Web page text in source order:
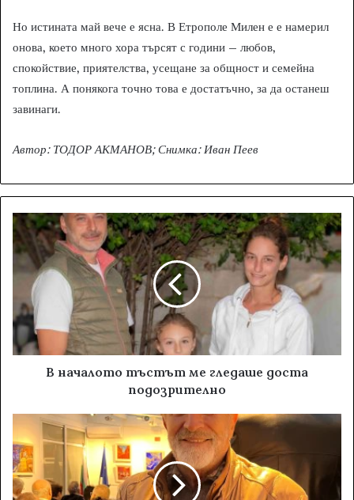
Но истината май вече е ясна. В Етрополе Милен е е намерил
онова, което много хора търсят с години – любов,
спокойствие, приятелства, усещане за общност и семейна
топлина. А понякога точно това е достатъчно, за да останеш
завинаги.
Автор: ТОДОР АКМАНОВ; Снимка: Иван Пеев
В началото тъстът ме гледаше доста
подозрително